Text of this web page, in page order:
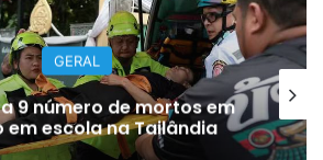
GERAL
9 número de mortos em
escola na Tailândia